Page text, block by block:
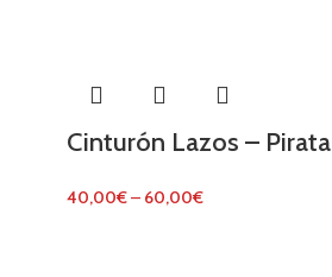
Cinturón Lazos – Pirata
40,00€– 60,00€